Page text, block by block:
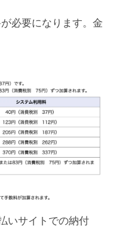
必要になります。金
いサイトでの納付